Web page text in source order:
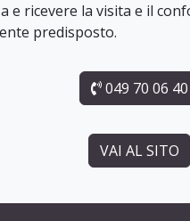
e ricevere la visita e il
predisposto.
049 70 06 40
VAI AL SITO